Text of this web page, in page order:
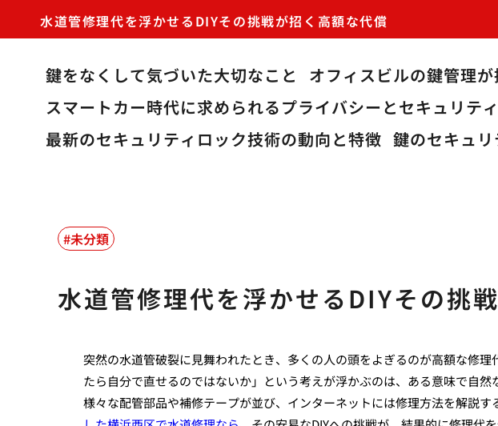
水道管修理代を浮かせるDIYその挑戦が招く高額な代償
鍵をなくして気づいた大切なこと
オフィスビルの鍵管理
スマートカー時代に求められるプライバシーとセキュリテ
最新のセキュリティロック技術の動向と特徴 鍵のセキュ
未分類
水道管修理代を浮かせるDIYその挑
突然の水道管破裂に見舞われたとき、多くの人の頭をよぎるのが高額な修
たら自分で直せるのではないか」という考えが浮かぶのは、ある意味で自
様々な配管部品や補修テープが並び、インターネットには修理方法を解説す